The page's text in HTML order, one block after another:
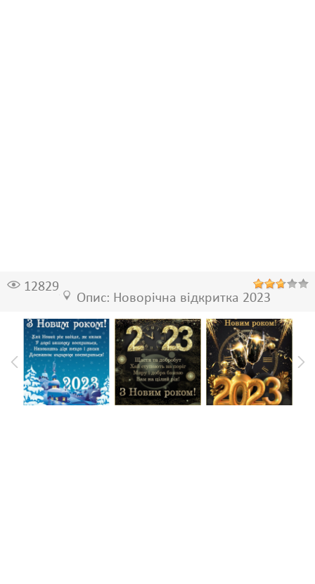
12829
Опис: Новорічна відкритка 2023